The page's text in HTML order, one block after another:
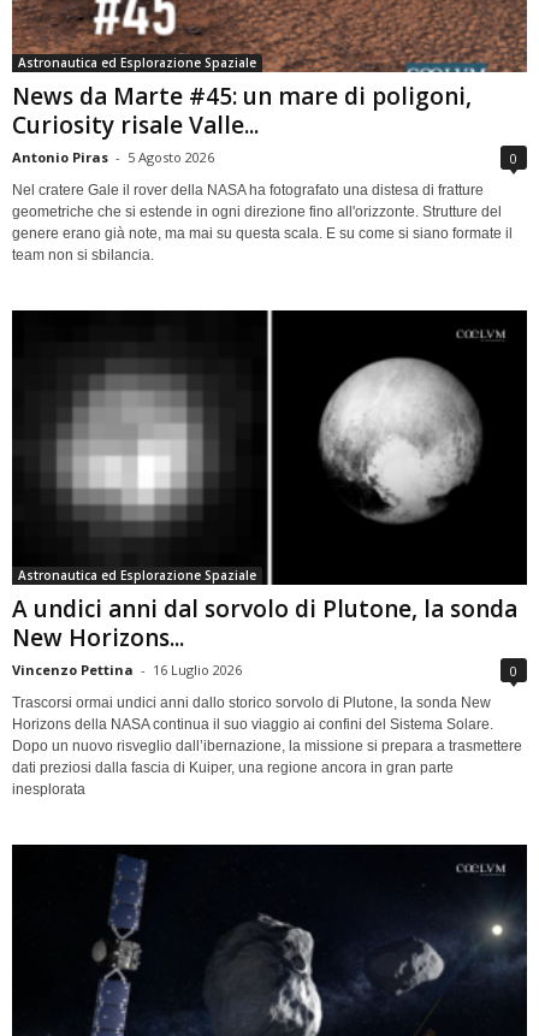
Astronautica ed Esplorazione Spaziale
News da Marte #45: un mare di poligoni,
Curiosity risale Valle...
Antonio Piras - 5 Agosto 2026 0
Nel cratere Gale il rover della NASA ha fotografato una distesa di fratture
geometriche che si estende in ogni direzione fino all'orizzonte. Strutture del
genere erano già note, ma mai su questa scala. E su come si siano formate il
team non si sbilancia.
Astronautica ed Esplorazione Spaziale
A undici anni dal sorvolo di Plutone, la sonda
New Horizons...
Vincenzo Pettina - 16 Luglio 2026 0
Trascorsi ormai undici anni dallo storico sorvolo di Plutone, la sonda New
Horizons della NASA continua il suo viaggio ai confini del Sistema Solare.
Dopo un nuovo risveglio dall’ibernazione, la missione si prepara a trasmettere
dati preziosi dalla fascia di Kuiper, una regione ancora in gran parte
inesplorata